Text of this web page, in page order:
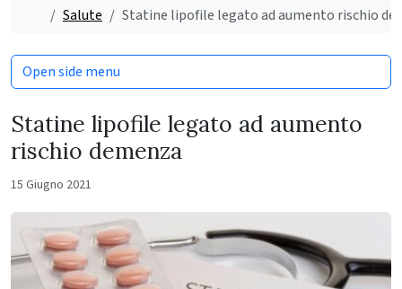
Home
Salute Statine lipofile legato ad aumento rischio
Statine lipofile legato ad aumento
rischio demenza
15 Giugno 2021
Open side menu